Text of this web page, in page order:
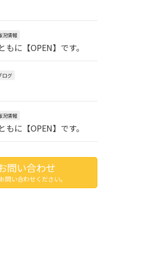
況情報
もに【OPEN】です。
ログ
況情報
もに【OPEN】です。
問い合わせ
問い合わせください。